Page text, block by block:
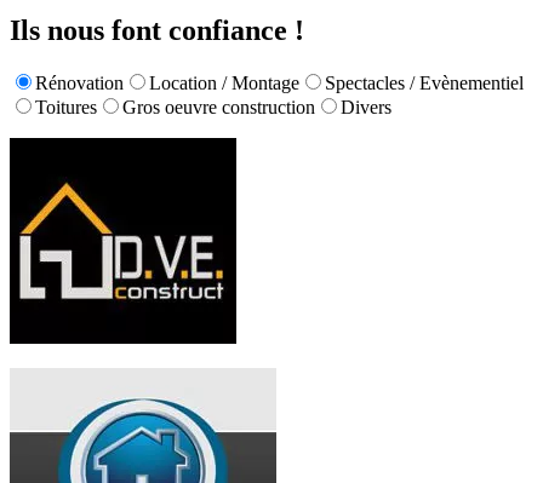
Ils nous font confiance !
Rénovation Location / Montage
Spectacles / Evènementiel
Toitures
Gros oeuvre construction Divers